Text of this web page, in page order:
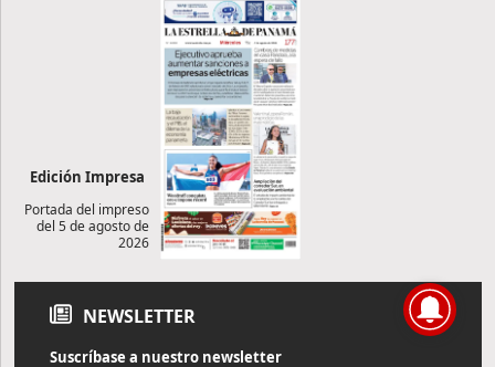
Edición Impresa
Portada del impreso
del 5 de agosto de
2026
NEWSLETTER
Suscríbase a nuestro newsletter